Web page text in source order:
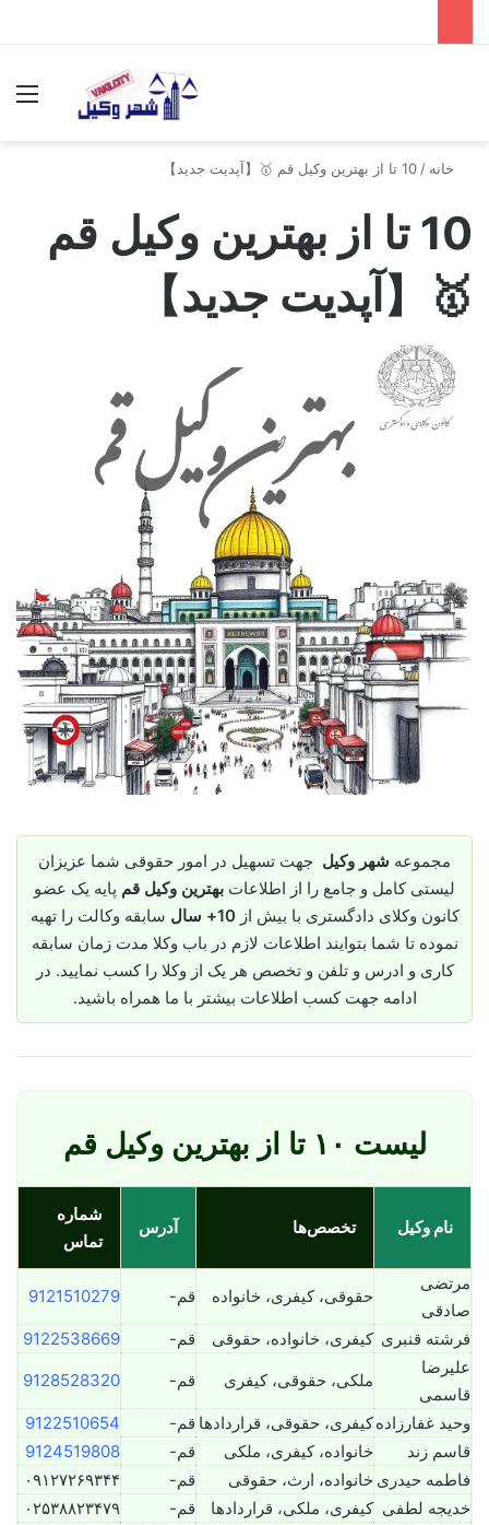
خانه / 10 تا از بهترین وکیل قم 🥇【آپدیت جدید】
10 تا از بهترین وکیل قم
🥇【آپدیت جدید】
مجموعه شهر وکیل جهت تسهیل در امور حقوقی شما عزیزان
لیستی کامل و جامع را از اطلاعات بهترین وکیل قم پایه یک عضو
کانون وکلای دادگستری با بیش از10+ سال
سابقه وکالت را تهیه
نموده تا شما بتوایند اطلاعات لازم در باب وکلا مدت زمان سابقه
کاری و ادرس و تلفن و تخصص هر یک از وکلا را کسب نمایید. در
ادامه جهت کسب اطلاعات بیشتر با ما همراه باشید.
لیست ۱۰ تا از بهترین وکیل قم
نام وکیل تخصص‌ها آدرس
شماره
تماس
مرتضی
صادقی
حقوقی، کیفری، خانواده قم- 9121510279
فرشته قنبری کیفری، خانواده، حقوقی قم-
9122538669
علیرضا
قاسمی
ملکی، حقوقی، کیفری قم- 9128528320
وحید غفارزادهکیفری، حقوقی، قراردادها قم-
9122510654
قاسم زند
خانواده، کیفری، ملکی قم-
9124519808
فاطمه حیدری خانواده، ارث، حقوقی قم-
۰۹۱۲۷۲۶۹۳۴۴
خدیجه لطفی کیفری، ملکی، قراردادها قم-
۰۲۵۳۸۸۲۳۴۷۹